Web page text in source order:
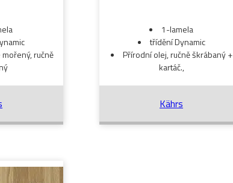
ručně
1-lamela
třídění Dynamic
Přírodní olej, ručně škrábaný +
kartáč.,
Kährs